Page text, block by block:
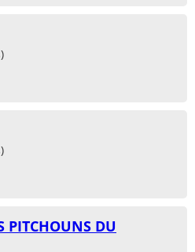
PITCHOUNS DU